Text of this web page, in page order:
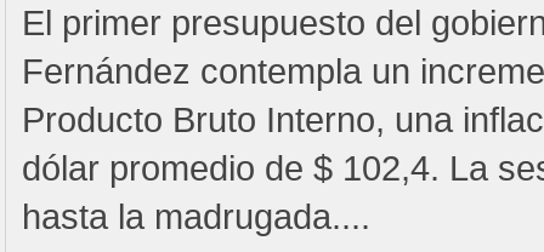
El primer presupuesto del
Fernández contempla un
Producto Bruto Interno, una
dólar promedio de $ 102,4. La
hasta la madrugada....